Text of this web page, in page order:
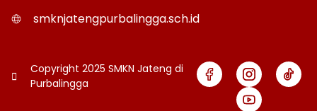
smknjatengpurbalingga.sch.id
Copyright 2025 SMKN Jateng di
Purbalingga